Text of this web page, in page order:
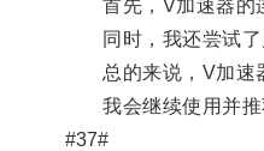
首先，V加速器的连
同时，我还尝试了
总的来说，V加速器
我会继续使用并推
#37#